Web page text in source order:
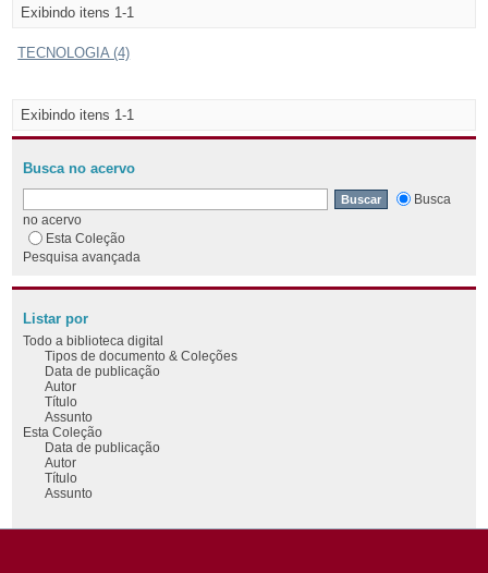
Exibindo itens 1-1
TECNOLOGIA (4)
Exibindo itens 1-1
Busca no acervo
Busca
no acervo
Esta Coleção
Pesquisa avançada
Listar por
Todo a biblioteca digital
Tipos de documento & Coleções
Data de publicação
Autor
Título
Assunto
Esta Coleção
Data de publicação
Autor
Título
Assunto